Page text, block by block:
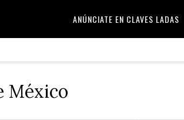
ANÚNCIATE EN CLAVES LADAS
México